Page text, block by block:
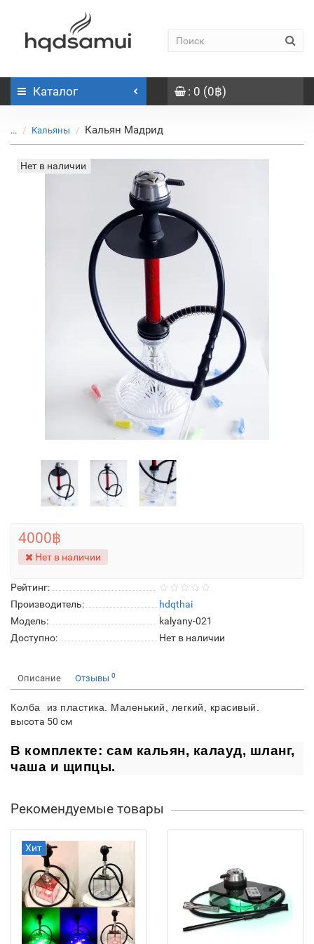
Каталог : 0 (0฿)
... Кальяны Кальян Мадрид
Нет в наличии
Рейтинг:
Производитель:
hdqthai
Модель:
kalyany-021
Доступно:
Нет в наличии
4000฿
Нет в наличии
Описание Отзывы 0
Колба из пластика. Маленький, легкий, красивый.
высота 50 см
В комплекте: сам кальян, калауд, шланг,
чаша и щипцы.
Рекомендуемые товары
Хит